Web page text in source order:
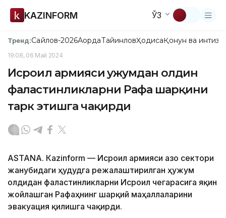
KAZINFORM ЎЗ
Тренд:Сайлов-2026АқордаТайинловҲодисаҚонун ва
19:08, 06 Май 2024
Исроил армияси ҳужумдан олдин
фаластинликларни Рафаҳ шарқини
тарк этишга чақирди
ASTANА. Кazinform — Исроил армияси Ғазо сектори
жанубидаги ҳудудга режалаштирилган ҳужум
олдидан фаластинликларни Исроил чегарасига яқин
жойлашган Рафаҳнинг шарқий маҳаллаларини
эвакуация қилишга чақирди.